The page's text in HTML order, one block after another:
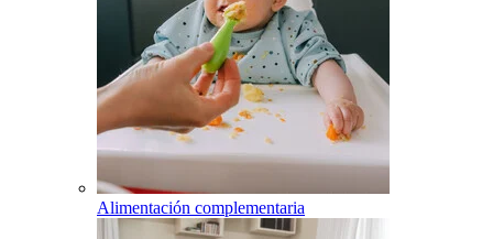
Alimentación complementaria